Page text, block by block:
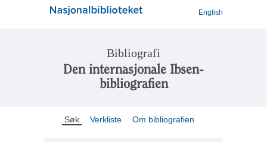
English
Bibliografi
Den internasjonale Ibsen-
bibliografien
Søk Verkliste Om bibliografien